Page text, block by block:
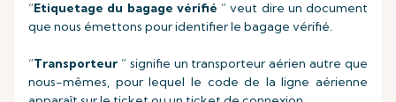
“Etiquetage du bagage vérifié ” veut dire un document
que nous émettons pour identifier le bagage vérifié.
“Transporteur ” signifie un transporteur aérien autre que
nous-mêmes, pour lequel le code de la ligne aérienne